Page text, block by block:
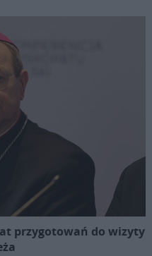
przygotowań do wizyty